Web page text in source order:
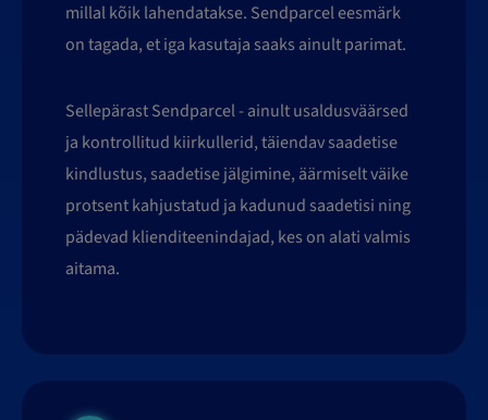
millal kõik lahendatakse. Sendparcel eesmärk
on tagada, et iga kasutaja saaks ainult parimat.
Sellepärast Sendparcel - ainult usaldusväärsed
ja kontrollitud kiirkullerid, täiendav saadetise
kindlustus, saadetise jälgimine, äärmiselt väike
protsent kahjustatud ja kadunud saadetisi ning
pädevad klienditeenindajad, kes on alati valmis
aitama.